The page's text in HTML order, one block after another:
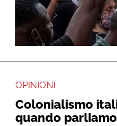
OPINIONI
Colonialismo
quando